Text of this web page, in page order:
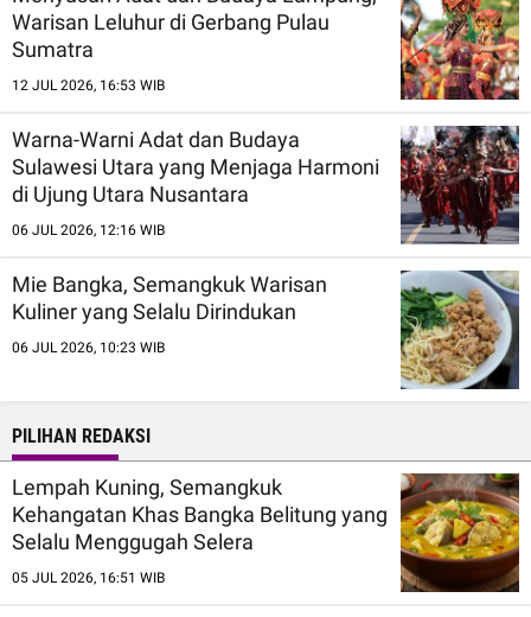
Warisan Leluhur di Gerbang Pulau
Sumatra
12 JUL 2026, 16:53 WIB
Warna-Warni Adat dan Budaya
Sulawesi Utara yang Menjaga Harmoni
di Ujung Utara Nusantara
06 JUL 2026, 12:16 WIB
Mie Bangka, Semangkuk Warisan
Kuliner yang Selalu Dirindukan
06 JUL 2026, 10:23 WIB
PILIHAN REDAKSI
Lempah Kuning, Semangkuk
Kehangatan Khas Bangka Belitung yang
Selalu Menggugah Selera
05 JUL 2026, 16:51 WIB